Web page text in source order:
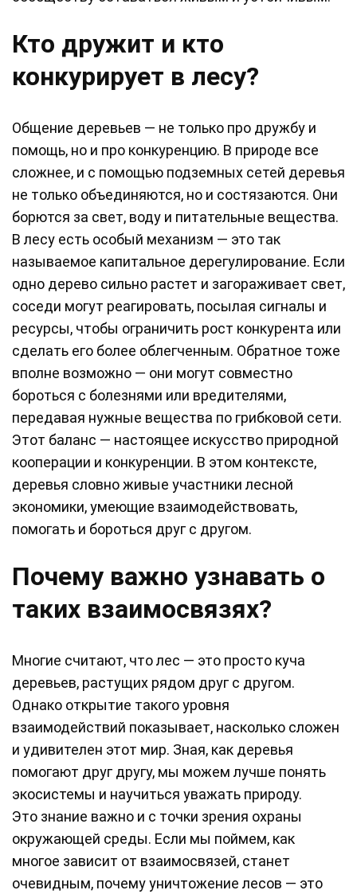
Кто дружит и кто
конкурирует в лесу?
Общение деревьев — не только про дружбу и
помощь, но и про конкуренцию. В природе все
сложнее, и с помощью подземных сетей деревья
не только объединяются, но и состязаются. Они
борются за свет, воду и питательные вещества.
В лесу есть особый механизм — это так
называемое капитальное дерегулирование. Если
одно дерево сильно растет и загораживает свет,
соседи могут реагировать, посылая сигналы и
ресурсы, чтобы ограничить рост конкурента или
сделать его более облегченным. Обратное тоже
вполне возможно — они могут совместно
бороться с болезнями или вредителями,
передавая нужные вещества по грибковой сети.
Этот баланс — настоящее искусство природной
кооперации и конкуренции. В этом контексте,
деревья словно живые участники лесной
экономики, умеющие взаимодействовать,
помогать и бороться друг с другом.
Почему важно узнавать о
таких взаимосвязях?
Многие считают, что лес — это просто куча
деревьев, растущих рядом друг с другом.
Однако открытие такого уровня
взаимодействий показывает, насколько сложен
и удивителен этот мир. Зная, как деревья
помогают друг другу, мы можем лучше понять
экосистемы и научиться уважать природу.
Это знание важно и с точки зрения охраны
окружающей среды. Если мы поймем, как
многое зависит от взаимосвязей, станет
очевидным, почему уничтожение лесов — это